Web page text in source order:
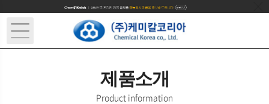
제품소개
Product information